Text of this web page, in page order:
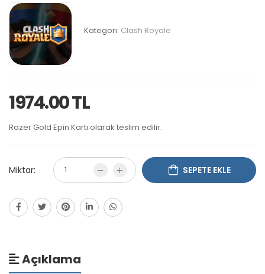
Kategori: Clash Royale
1974.00 TL
Razer Gold Epin Kartı olarak teslim edilir.
Miktar: SEPETE EKLE
Açıklama